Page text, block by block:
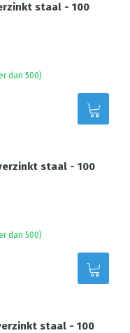
staal - 100
dan 500)
staal - 100
dan 500)
staal - 100